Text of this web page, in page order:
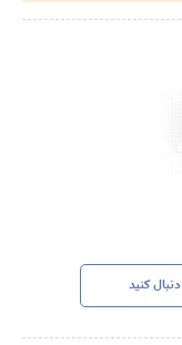
دنبال کنید